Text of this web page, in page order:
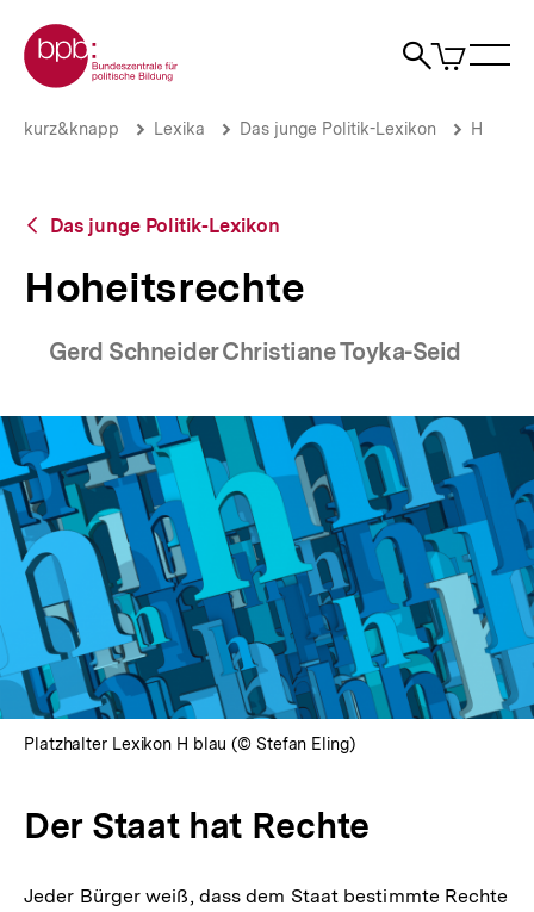
zum
Seiteninhalt
springen
Zur Startseite der bpb
Suche
Artikel
im
Hoheitsrechte
Brotkrümelnavigation
Pfadnavigation
kurz&knapp Lexika Das junge Politik-Lexikon H
Zurück
Übersicht
Das junge Politik-Lexikon
Hoheitsrechte
Gerd Schneider Christiane Toyka-Seid
Platzhalter Lexikon H blau (© Stefan Eling)
Der Staat hat Rechte
Jeder Bürger weiß, dass dem Staat bestimmte Rechte